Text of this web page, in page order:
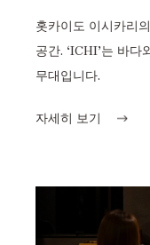
홋카이도 이시카리
공간. ‘ICHI’는 바
무대입니다.
자세히 보기